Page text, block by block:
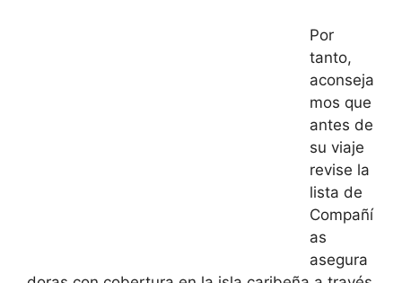
Por
tanto,
aconseja
mos que
antes de
su viaje
revise la
lista de
Compañí
as
asegura